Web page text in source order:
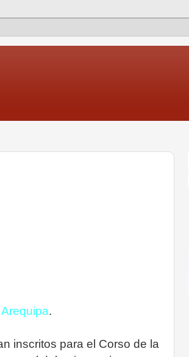
Arequipa.
inscritos para el Corso de la